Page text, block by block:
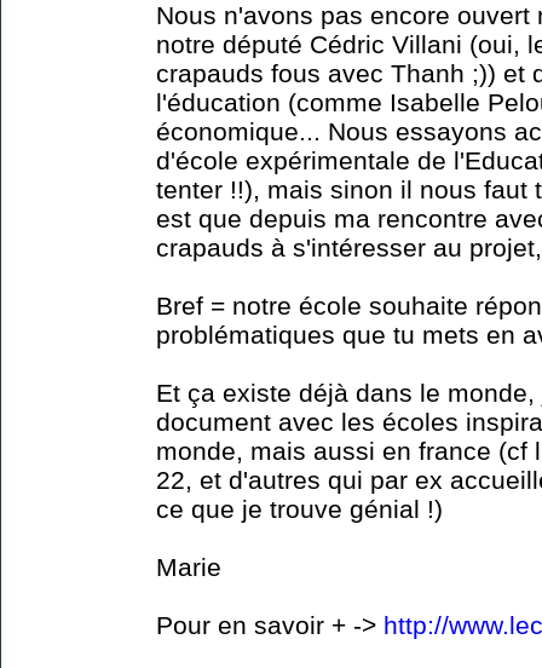
Nous n'avons pas encore
notre député Cédric Villani (oui,
crapauds fous avec Thanh ;)) et
l'éducation (comme Isabelle
économique... Nous essayons
d'école expérimentale de
tenter !!), mais sinon il nous faut
est que depuis ma rencontre
crapauds à s'intéresser au
Bref = notre école souhaite
problématiques que tu mets en
Et ça existe déjà dans le
document avec les écoles
monde, mais aussi en france (cf
22, et d'autres qui par ex
ce que je trouve génial !)
Marie
Pour en savoir + -> http://